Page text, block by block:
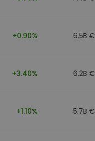
+0.90% 6.5B €
+3.40% 6.2B €
+1.10% 5.7B €